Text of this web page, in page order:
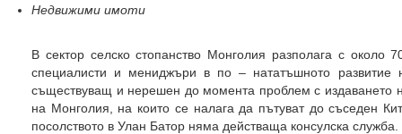
Недвижими имоти
В сектор селско стопанство Монголия разполага с около
специалисти и мениджъри в по – нататъшното развитие
съществуващ и нерешен до момента проблем с издаването
на Монголия, на които се налага да пътуват до съседен
посолството в Улан Батор няма действаща консулска